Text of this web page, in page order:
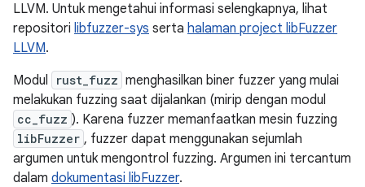
LLVM. Untuk mengetahui informasi selengkapnya, lihat
repositori libfuzzer-sys serta halaman project libFuzzer
LLVM.
Modul
rust_fuzz menghasilkan biner fuzzer yang mulai
melakukan fuzzing saat dijalankan (mirip dengan modul
cc_fuzz ). Karena fuzzer memanfaatkan mesin fuzzing
libFuzzer , fuzzer dapat menggunakan sejumlah
argumen untuk mengontrol fuzzing. Argumen ini tercantum
dalam dokumentasi libFuzzer.